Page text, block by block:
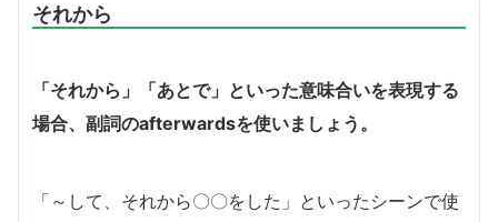
それから
「それから」「あとで」といった意味合いを表現する
場合、副詞のafterwardsを使いましょう。
「～して、それから〇〇をした」といったシーンで使